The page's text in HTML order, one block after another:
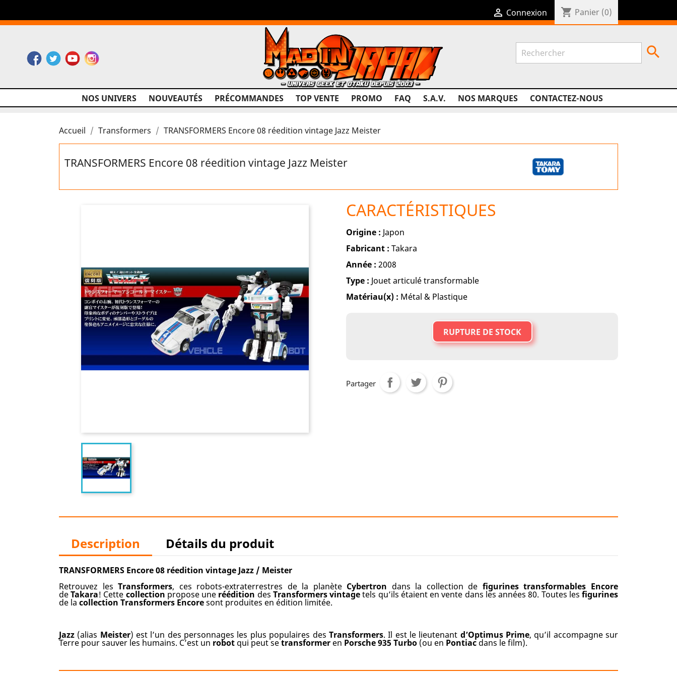
 Connexion shopping_cart Panier (0)
Facebook
TwitterYouTubeInstagram
NOS UNIVERS NOUVEAUTÉS PRÉCOMMANDES TOP VENTE PROMO FAQ S.A.V. NOS MARQUES CONTACTEZ-NOUS

Accueil Transformers TRANSFORMERS Encore 08 réedition vintage Jazz Meister
TRANSFORMERS Encore 08 réedition vintage Jazz Meister
CARACTÉRISTIQUES
Origine : Japon
Fabricant : Takara
Année : 2008
Type : Jouet articulé transformable
Matériau(x) : Métal & Plastique
RUPTURE DE STOCK
Partager
Description Détails du produit
TRANSFORMERS Encore 08 réedition vintage Jazz / Meister
Retrouvez lesTransformers, ces robots-extraterrestres de la planète Cybertron dans la collection de figurines transformables Encore
deTakara! Cette collection propose une réédition des Transformersvintagetels qu’ils étaient en vente dans les années 80. Toutes lesfigurines
de la collection Transformers Encoresont produites en édition limitée.
Jazz (alias Meister) est l’un des personnages les plus populaires des Transformers. Il est le lieutenant d’Optimus Prime, qu’il accompagne sur
Terre pour sauver les humains. C’est un robot qui peut setransformer en Porsche 935 Turbo (ou en Pontiac dans le film).